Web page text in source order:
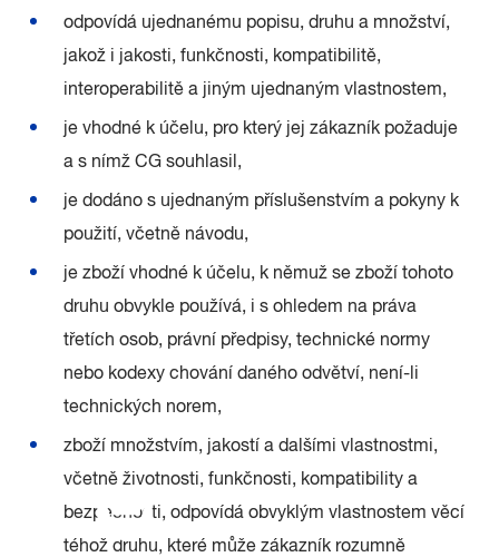
odpovídá ujednanému popisu, druhu a množství,
jakož i jakosti, funkčnosti, kompatibilitě,
interoperabilitě a jiným ujednaným vlastnostem,
je vhodné k účelu, pro který jej zákazník požaduje
a s nímž CG souhlasil,
je dodáno s ujednaným příslušenstvím a pokyny k
použití, včetně návodu,
je zboží vhodné k účelu, k němuž se zboží tohoto
druhu obvykle používá, i s ohledem na práva
třetích osob, právní předpisy, technické normy
nebo kodexy chování daného odvětví, není-li
technických norem,
zboží množstvím, jakostí a dalšími vlastnostmi,
včetně životnosti, funkčnosti, kompatibility a
bezpečnosti, odpovídá obvyklým vlastnostem věcí
téhož druhu, které může zákazník rozumně